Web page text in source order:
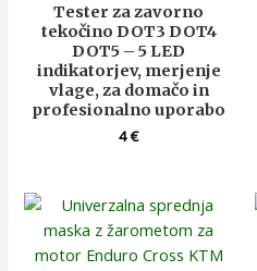
Tester za zavorno
tekočino DOT3 DOT4
DOT5 – 5 LED
indikatorjev, merjenje
vlage, za domačo in
profesionalno uporabo
4€